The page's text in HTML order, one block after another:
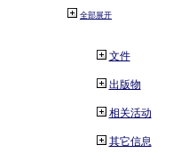
全部展开
文件
出版物
相关活动
其它信息